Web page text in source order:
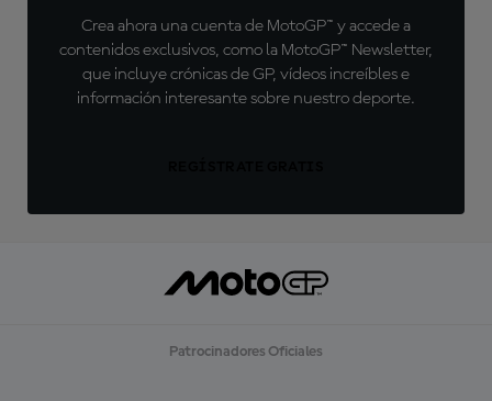
Crea ahora una cuenta de MotoGP™ y accede a
contenidos exclusivos, como la MotoGP™ Newsletter,
que incluye crónicas de GP, vídeos increíbles e
información interesante sobre nuestro deporte.
Patrocinadores Oficiales